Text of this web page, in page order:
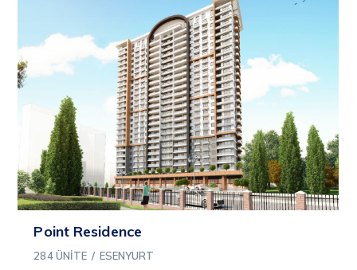
Point Residence
284 ÜNITE / ESENYURT